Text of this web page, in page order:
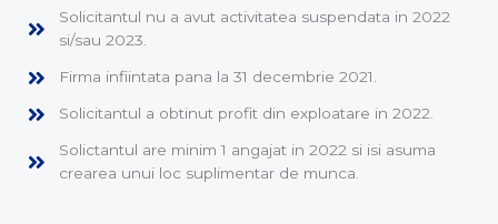
Solicitantul nu a avut activitatea suspendata in 2022
si/sau 2023.
Firma infiintata pana la 31 decembrie 2021.
Solicitantul a obtinut profit din exploatare in 2022.
Solictantul are minim 1 angajat in 2022 si isi asuma
crearea unui loc suplimentar de munca.